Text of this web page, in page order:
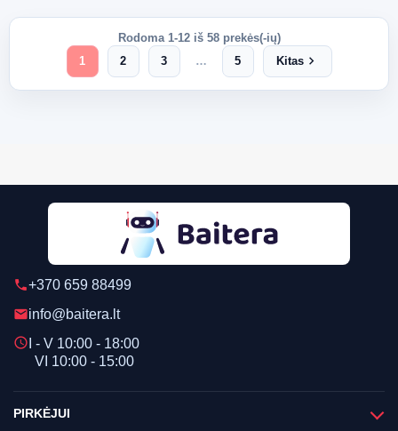
Rodoma 1-12 iš 58 prekės(-ių)
1
2 3 … 5 Kitaschevron_right
phone+370 659 88499
emailinfo@baitera.lt
schedule I - V 10:00 - 18:00
VI 10:00 - 15:00
PIRKĖJUI